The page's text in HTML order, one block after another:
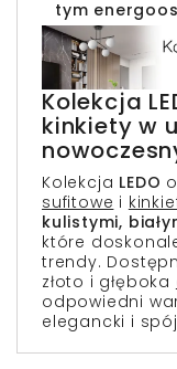
tym
Kolekcja
kinkiety w
Kolekcja LEDO
sufitowe i
kulistymi,
które
trendy.
złoto i głęboka
odpowiedni
elegancki i